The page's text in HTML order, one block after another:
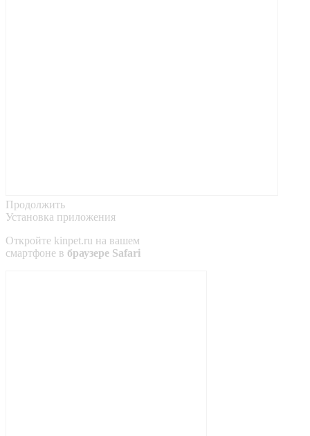
Продолжить
Установка приложения
Откройте kinpet.ru на вашем
смартфоне в браузере Safari